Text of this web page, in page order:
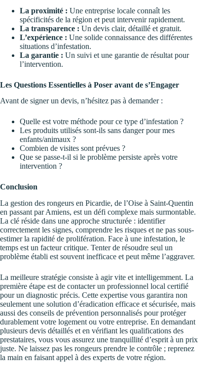
La proximité : Une entreprise locale connaît les
spécificités de la région et peut intervenir rapidement.
La transparence : Un devis clair, détaillé et gratuit.
L’expérience : Une solide connaissance des différentes
situations d’infestation.
La garantie : Un suivi et une garantie de résultat pour
l’intervention.
Les Questions Essentielles à Poser avant de s’Engager
Avant de signer un devis, n’hésitez pas à demander :
Quelle est votre méthode pour ce type d’infestation ?
Les produits utilisés sont-ils sans danger pour mes
enfants/animaux ?
Combien de visites sont prévues ?
Que se passe-t-il si le problème persiste après votre
intervention ?
Conclusion
La gestion des rongeurs en Picardie, de l’Oise à Saint-Quentin
en passant par Amiens, est un défi complexe mais surmontable.
La clé réside dans une approche structurée : identifier
correctement les signes, comprendre les risques et ne pas sous-
estimer la rapidité de prolifération. Face à une infestation, le
temps est un facteur critique. Tenter de résoudre seul un
problème établi est souvent inefficace et peut même l’aggraver.
La meilleure stratégie consiste à agir vite et intelligemment. La
première étape est de contacter un professionnel local certifié
pour un diagnostic précis. Cette expertise vous garantira non
seulement une solution d’éradication efficace et sécurisée, mais
aussi des conseils de prévention personnalisés pour protéger
durablement votre logement ou votre entreprise. En demandant
plusieurs devis détaillés et en vérifiant les qualifications des
prestataires, vous vous assurez une tranquillité d’esprit à un prix
juste. Ne laissez pas les rongeurs prendre le contrôle ; reprenez
la main en faisant appel à des experts de votre région.